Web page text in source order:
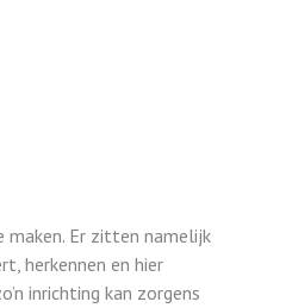
Er zitten namelijk
herkennen en hier
inrichting kan zorgens